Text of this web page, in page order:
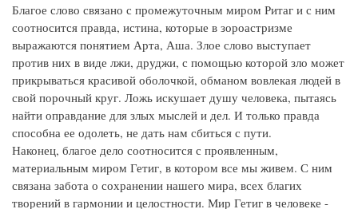
Благое слово связано с промежуточным миром Ритаг и с ним
соотносится правда, истина, которые в зороастризме
выражаются понятием Арта, Аша. Злое слово выступает
против них в виде лжи, друджи, с помощью которой зло может
прикрываться красивой оболочкой, обманом вовлекая людей в
свой порочный круг. Ложь искушает душу человека, пытаясь
найти оправдание для злых мыслей и дел. И только правда
способна ее одолеть, не дать нам сбиться с пути.
Наконец, благое дело соотносится с проявленным,
материальным миром Гетиг, в котором все мы живем. С ним
связана забота о сохранении нашего мира, всех благих
творений в гармонии и целостности. Мир Гетиг в человеке -